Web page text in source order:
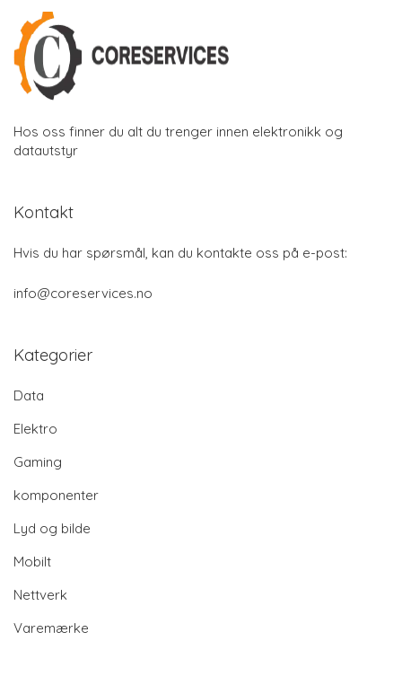
Hos oss finner du alt du trenger innen elektronikk og
datautstyr
Kontakt
Hvis du har spørsmål, kan du kontakte oss på e-post:
info@coreservices.no
Kategorier
Data
Elektro
Gaming
komponenter
Lyd og bilde
Mobilt
Nettverk
Varemærke